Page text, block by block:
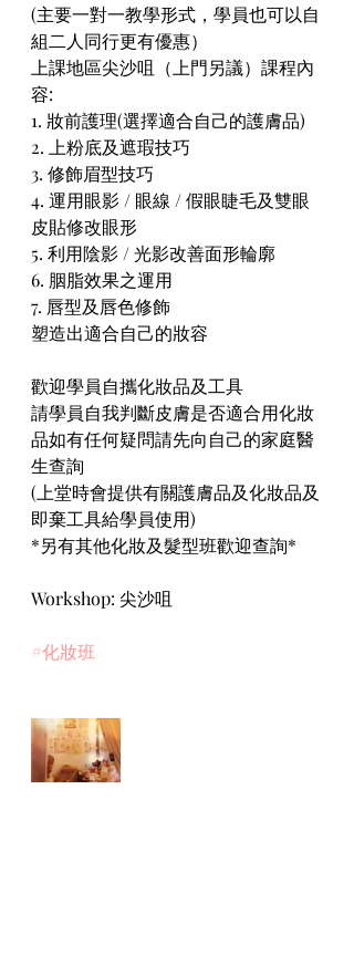
(主要一對一教學形式，學員也可以自
組二人同行更有優惠）
上課地區尖沙咀（上門另議）課程內
容:
1. 妝前護理(選擇適合自己的護膚品)
2. 上粉底及遮瑕技巧
3. 修飾眉型技巧
4. 運用眼影 / 眼線 / 假眼睫毛及雙眼
皮貼修改眼形
5. 利用陰影 / 光影改善面形輪廓
6. 胭脂效果之運用
7. 唇型及唇色修飾
塑造出適合自己的妝容
歡迎學員自攜化妝品及工具
請學員自我判斷皮膚是否適合用化妝
品如有任何疑問請先向自己的家庭醫
生查詢
(上堂時會提供有關護膚品及化妝品及
即棄工具給學員使用)
*另有其他化妝及髮型班歡迎查詢*
Workshop: 尖沙咀
#化妝班